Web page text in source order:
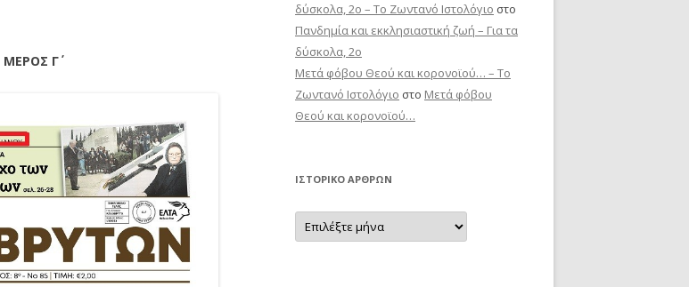
ΜΕΡΟΣ Γ΄
δύσκολα, 2ο – Το Zωντανό Iστολόγιο στο
Πανδημία και εκκλησιαστική ζωή – Για τα
δύσκολα, 2ο
Μετά φόβου Θεού και κορονοϊού… – Το
Zωντανό Iστολόγιο στο Μετά φόβου
Θεού και κορονοϊού…
ΙΣΤΟΡΙΚΌ ΆΡΘΡΩΝ
Ιστορικό
Άρθρων